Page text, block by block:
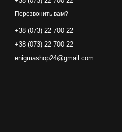
Перезвонить вам?
+38 (073) 22-700-22
+38 (073) 22-700-22
enigmashop24@gmail.com